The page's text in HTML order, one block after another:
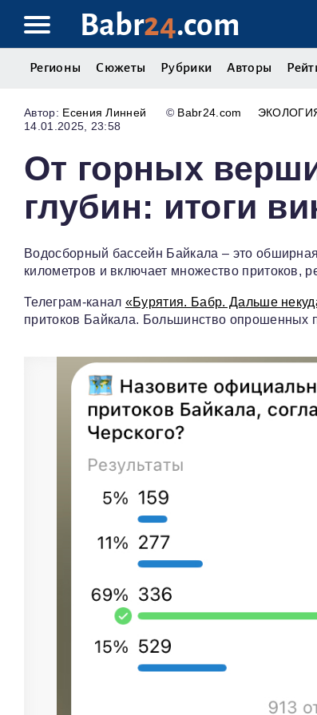
Babr24.com
Регионы Сюжеты Рубрики Авторы
Есения Линней © Babr24.com
14.01.2025, 23:58
От горных
глубин: итоги
Водосборный бассейн Байкала – это
километров и включает множество притоков,
Телеграм-канал «Бурятия. Бабр. Дальше
притоков Байкала. Большинство опрошенных